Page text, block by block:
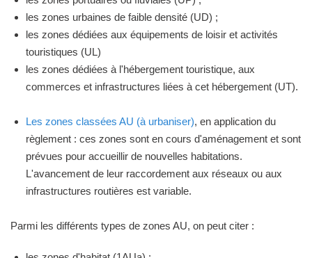
les zones urbaines de faible densité (UD) ;
les zones dédiées aux équipements de loisir et activités
touristiques (UL)
les zones dédiées à l'hébergement touristique, aux
commerces et infrastructures liées à cet hébergement (UT).
Les zones classées AU (à urbaniser), en application du
règlement : ces zones sont en cours d'aménagement et sont
prévues pour accueillir de nouvelles habitations.
L'avancement de leur raccordement aux réseaux ou aux
infrastructures routières est variable.
Parmi les différents types de zones AU, on peut citer :